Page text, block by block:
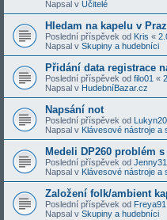
Napsal v Učitelé
Hledam na kapelu v
Poslední příspěvek od Kris «
Napsal v Skupiny a hudebníci
Přidání data registrace
Poslední příspěvek od filo01 «
Napsal v HudebníBazar.cz
Napsání not
Poslední příspěvek od
Napsal v Klávesové nástroje a
Medeli DP260 problém
Poslední příspěvek od
Napsal v Klávesové nástroje a
Založení folk/ambient
Poslední příspěvek od Freya91
Napsal v Skupiny a hudebníci